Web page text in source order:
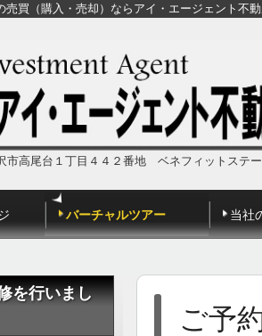
売買（購入・売却）ならアイ・エージェント不
市高尾台１丁目４４２番地 ベネフィットステ
バーチャルツアー 当社
ご予
を行いまし